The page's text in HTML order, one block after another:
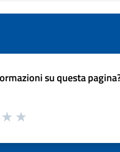
su questa